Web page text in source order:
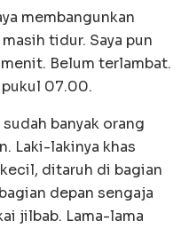
membangunkan
tidur. Saya pun
Belum terlambat.
07.00.
banyak orang
Laki-lakinya khas
ditaruh di bagian
depan sengaja
jilbab. Lama-lama